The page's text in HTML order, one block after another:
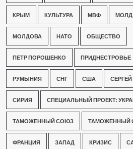
КРЫМ КУЛЬТУРА МВФ
МОЛДОВА НАТО ОБЩЕСТВО
ПЕТР ПОРОШЕНКО ПРИДНЕСТРОВЬЕ
РУМЫНИЯ СНГ США
СИРИЯ СПЕЦИАЛЬНЫЙ ПРОЕКТ:
ТАМОЖЕННЫЙ СОЮЗ ТАМОЖЕННЫЙ
ФРАНЦИЯ ЗАПАД КРИЗИС